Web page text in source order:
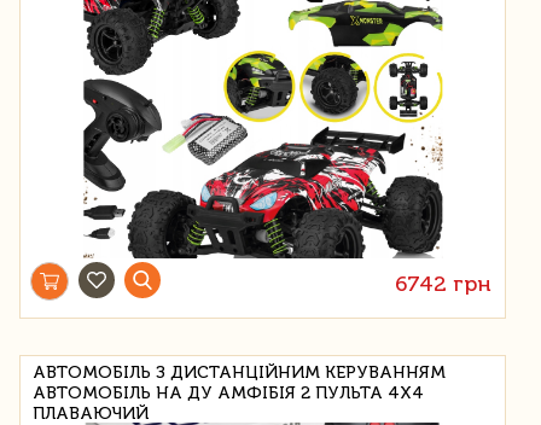
6742 грн
АВТОМОБІЛЬ З ДИСТАНЦІЙНИМ КЕРУВАННЯМ
АВТОМОБІЛЬ НА ДУ АМФІБІЯ 2 ПУЛЬТА 4X4
ПЛАВАЮЧИЙ